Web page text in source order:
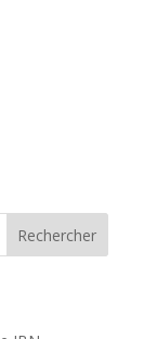
Rechercher